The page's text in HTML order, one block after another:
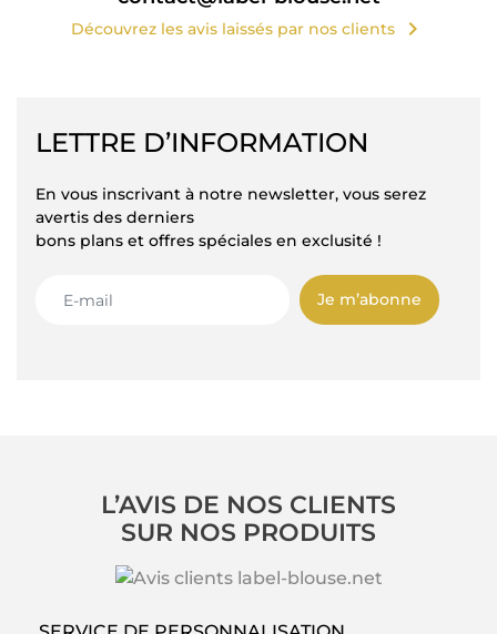
Découvrez les avis laissés par nos clients chevron_right
LETTRE D’INFORMATION
En vous inscrivant à notre newsletter, vous serez
avertis des derniers
bons plans et offres spéciales en exclusité !
Je m’abonne
L’AVIS DE NOS CLIENTS
SUR NOS PRODUITS